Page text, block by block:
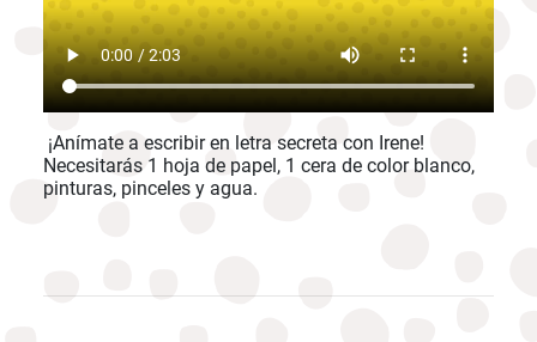
¡Anímate a escribir en letra secreta con Irene!
Necesitarás 1 hoja de papel, 1 cera de color blanco,
pinturas, pinceles y agua.